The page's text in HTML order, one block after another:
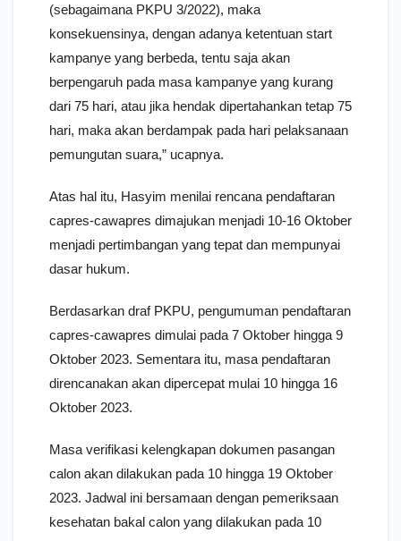
(sebagaimana PKPU 3/2022), maka
konsekuensinya, dengan adanya ketentuan start
kampanye yang berbeda, tentu saja akan
berpengaruh pada masa kampanye yang kurang
dari 75 hari, atau jika hendak dipertahankan tetap 75
hari, maka akan berdampak pada hari pelaksanaan
pemungutan suara,” ucapnya.
Atas hal itu, Hasyim menilai rencana pendaftaran
capres-cawapres dimajukan menjadi 10-16 Oktober
menjadi pertimbangan yang tepat dan mempunyai
dasar hukum.
Berdasarkan draf PKPU, pengumuman pendaftaran
capres-cawapres dimulai pada 7 Oktober hingga 9
Oktober 2023. Sementara itu, masa pendaftaran
direncanakan akan dipercepat mulai 10 hingga 16
Oktober 2023.
Masa verifikasi kelengkapan dokumen pasangan
calon akan dilakukan pada 10 hingga 19 Oktober
2023. Jadwal ini bersamaan dengan pemeriksaan
kesehatan bakal calon yang dilakukan pada 10